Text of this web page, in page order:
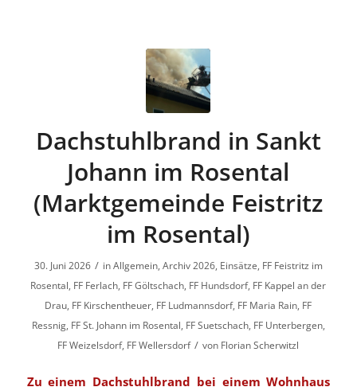
Dachstuhlbrand in Sankt
Johann im Rosental
(Marktgemeinde Feistritz
im Rosental)
30. Juni 2026 / inAllgemein, Archiv 2026, Einsätze, FF Feistritz im
Rosental, FF Ferlach, FF Göltschach, FF Hundsdorf, FF Kappel an der
Drau, FF Kirschentheuer, FF Ludmannsdorf, FF Maria Rain, FF
Ressnig, FF St. Johann im Rosental, FF Suetschach, FF Unterbergen,
FF Weizelsdorf, FF Wellersdorf / von Florian Scherwitzl
Zu einem Dachstuhlbrand bei einem Wohnhaus